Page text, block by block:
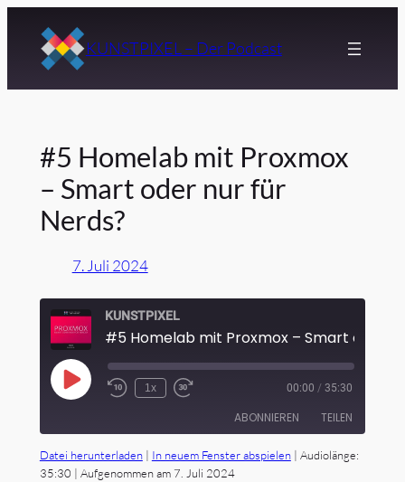
Inhalt
springen
KUNSTPIXEL – Der Podcast
#5 Homelab mit Proxmox
– Smart oder nur für
Nerds?
7. Juli 2024
KUNSTPIXEL
Play
Episode
1x 00:00 / 35:30
ABONNIEREN TEILEN
Amazon
TEILEN
Datei herunterladen| In neuem Fenster abspielen| Audiolänge:
35:30 | Aufgenommen am 7. Juli 2024